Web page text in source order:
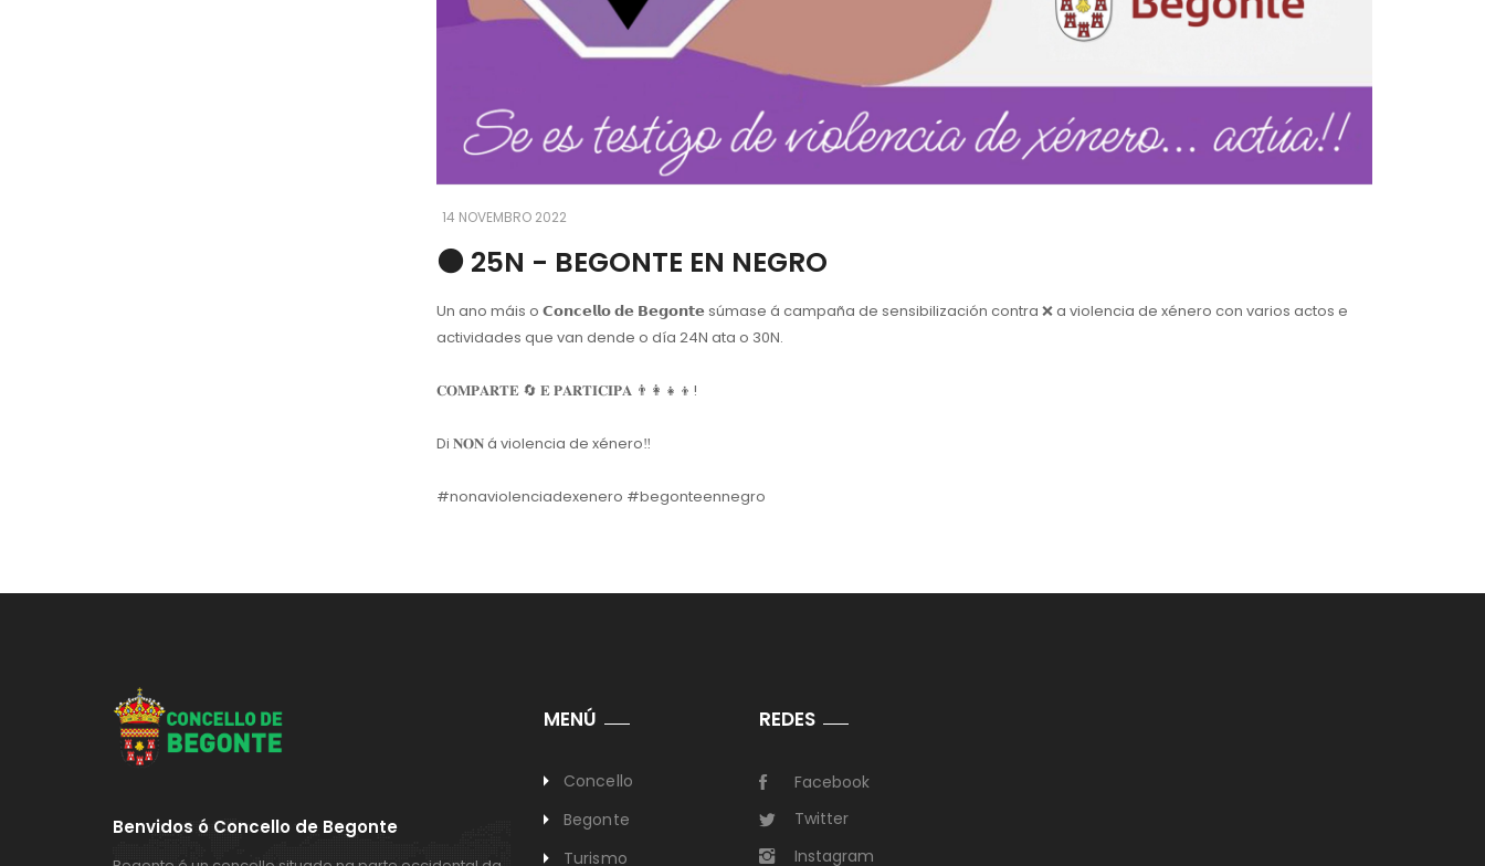
14 NOVEMBRO 2022
⚫️ 25N - BEGONTE EN NEGRO
Un ano máis o 𝗖𝗼𝗻𝗰𝗲𝗹𝗹𝗼 𝗱𝗲 𝗕𝗲𝗴𝗼𝗻𝘁𝗲 súmase á campaña de sensibilización contra ❌ a violencia de xénero con varios actos e
actividades que van dende o día 24N ata o 30N.
𝐂𝐎𝐌𝐏𝐀𝐑𝐓𝐄 🔄 𝐄 𝐏𝐀𝐑𝐓𝐈𝐂𝐈𝐏𝐀 👨‍👩‍👧‍👦!
Di 𝐍𝐎𝐍 á violencia de xénero‼️
#nonaviolenciadexenero #begonteennegro
Benvidos ó Concello de Begonte
MENÚ
Concello
Begonte
Turismo
REDES
Facebook
Twitter
Instagram